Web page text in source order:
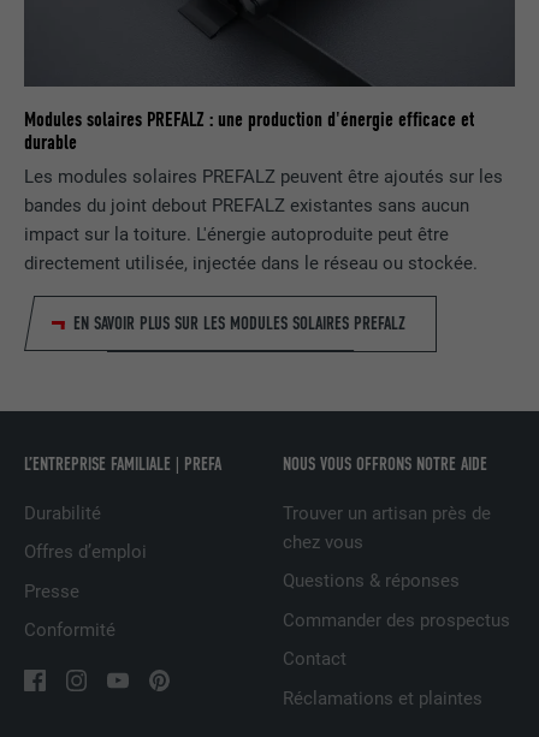
Modules solaires PREFALZ : une production d'énergie efficace et
durable
Les modules solaires PREFALZ peuvent être ajoutés sur les
bandes du joint debout PREFALZ existantes sans aucun
impact sur la toiture. L'énergie autoproduite peut être
directement utilisée, injectée dans le réseau ou stockée.
EN SAVOIR PLUS SUR LES MODULES SOLAIRES PREFALZ
L’ENTREPRISE FAMILIALE | PREFA
Durabilité
Offres d’emploi
Presse
Conformité
NOUS VOUS OFFRONS NOTRE AIDE
Trouver un artisan près de
chez vous
Questions & réponses
Commander des prospectus
Contact
Réclamations et plaintes
Facebook
EXPIRATION 3 mois
UTILITÉ
une série de produits publicitaires, par
NOM fr
FOURNISSEUR Facebook
EXPIRATION 3 mois
UTILITÉ
Est utilisé par Facebook pour afficher
exemple des offres en temps réel
d'annonceurs tiers.
NOM
FOURNISSEUR